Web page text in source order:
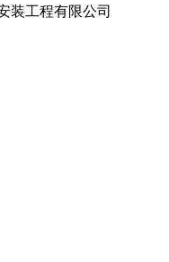
装工程有限公司